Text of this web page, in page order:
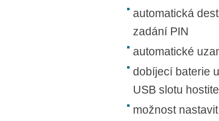
automatická
zadání PIN
automatické
dobíjecí baterie
USB slotu
možnost